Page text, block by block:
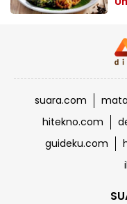
suara.com
hitekno.com
guideku.com